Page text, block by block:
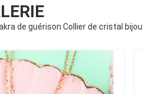
de guérison Collier de cristal